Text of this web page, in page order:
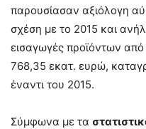
παρουσίασαν αξιόλογη
σχέση με το 2015 και
εισαγωγές προϊόντων
768,35 εκατ. ευρώ,
έναντι του 2015.
Σύμφωνα με τα